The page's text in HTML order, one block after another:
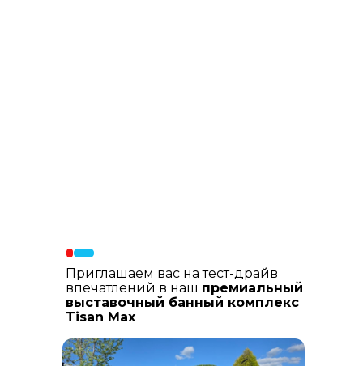
Приглашаем вас на тест-драйв
впечатлений в наш премиальный
выставочный банный комплекс
Tisan Max
лиственницы, шлифованный
керамогранит